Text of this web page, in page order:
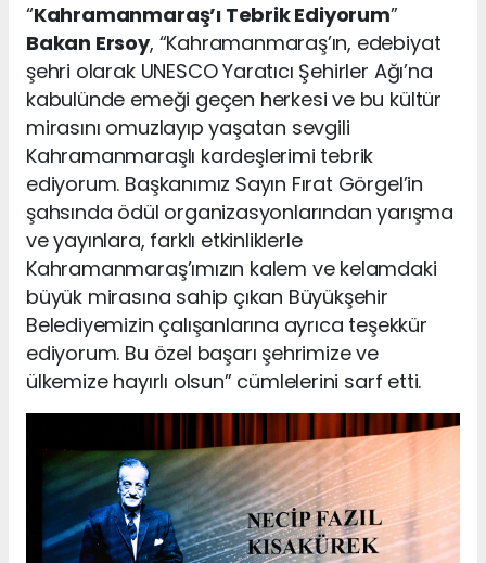
“Kahramanmaraş’ı Tebrik Ediyorum”
Bakan Ersoy, “Kahramanmaraş’ın, edebiyat
şehri olarak UNESCO Yaratıcı Şehirler Ağı’na
kabulünde emeği geçen herkesi ve bu kültür
mirasını omuzlayıp yaşatan sevgili
Kahramanmaraşlı kardeşlerimi tebrik
ediyorum. Başkanımız Sayın Fırat Görgel’in
şahsında ödül organizasyonlarından yarışma
ve yayınlara, farklı etkinliklerle
Kahramanmaraş’ımızın kalem ve kelamdaki
büyük mirasına sahip çıkan Büyükşehir
Belediyemizin çalışanlarına ayrıca teşekkür
ediyorum. Bu özel başarı şehrimize ve
ülkemize hayırlı olsun” cümlelerini sarf etti.